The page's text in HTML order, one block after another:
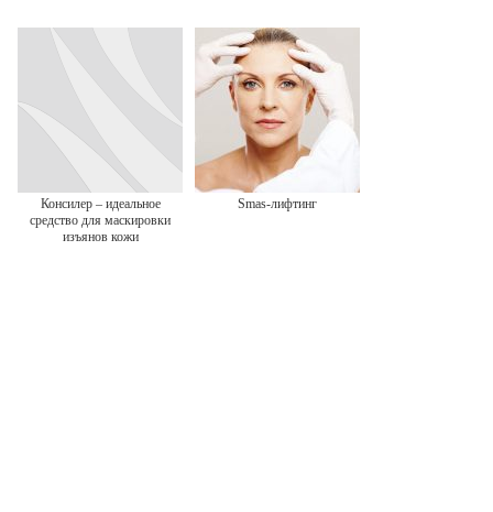
Консилер – идеальное
средство для маскировки
изъянов кожи
Smas-лифтинг